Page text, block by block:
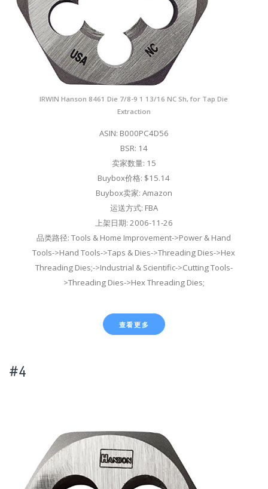
IRWIN Hanson 8461 Die 7/8-9 1 13/16 NC Sh, for Tap Die
Extraction
ASIN: B000PC4D56
BSR: 14
卖家数量: 15
Buybox价格: $15.14
Buybox卖家: Amazon
运送方式: FBA
上架日期: 2006-11-26
品类路径: Tools & Home Improvement->Power & Hand
Tools->Hand Tools->Taps & Dies->Threading Dies->Hex
Threading Dies;->Industrial & Scientific->Cutting Tools-
>Threading Dies->Hex Threading Dies;
查看更多
#4